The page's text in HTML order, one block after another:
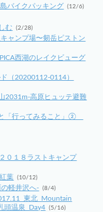
バイクパッキング (12/6)
む (2/28)
ャンプ場〜剱岳ピストン
西湖のレイクビューグ
（20200112-0114）
2031m-高原ヒュッテ避難
と「行ってみること」②
０１８ラストキャンプ
葉 (10/12)
軽井沢へ- (8/4)
東北_Mountain
頭温泉_Day4 (5/16)